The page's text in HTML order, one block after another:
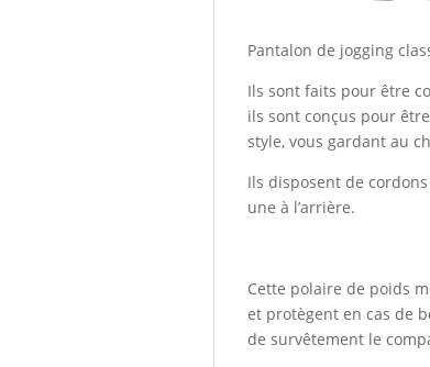
Pantalon de jogging
Ils sont faits pour être
ils sont conçus pour
style, vous gardant au
Ils disposent de
une à l’arrière.
Cette polaire de poids
et protègent en cas de
de survêtement le